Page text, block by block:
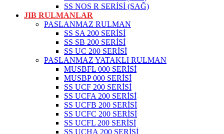
SS NOS R SERİSİ (SAĞ)
JIB RULMANLAR
PASLANMAZ RULMAN
SS SA 200 SERİSİ
SS SB 200 SERİSİ
SS UC 200 SERİSİ
PASLANMAZ YATAKLI RULMAN
MUSBFL 000 SERİSİ
MUSBP 000 SERİSİ
SS UCF 200 SERİSİ
SS UCFA 200 SERİSİ
SS UCFB 200 SERİSİ
SS UCFC 200 SERİSİ
SS UCFL 200 SERİSİ
SS UCHA 200 SERİSİ